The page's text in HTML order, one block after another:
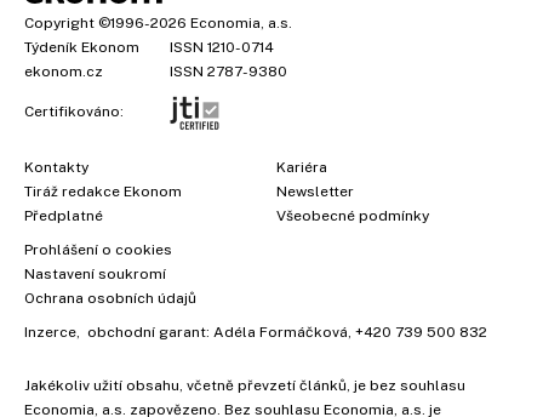
Copyright ©1996-2026 Economia, a.s.
Týdeník Ekonom
ISSN 1210-0714
ekonom.cz
ISSN 2787-9380
Certifikováno:
Kontakty
Tiráž redakce Ekonom
Předplatné
Kariéra
Newsletter
Všeobecné podmínky
Prohlášení o cookies
Nastavení soukromí
Ochrana osobních údajů
Inzerce , obchodní garant: Adéla Formáčková +420 739 500 832
Jakékoliv užití obsahu, včetně převzetí článků, je bez souhlasu
Economia, a.s. zapovězeno. Bez souhlasu Economia, a.s. je